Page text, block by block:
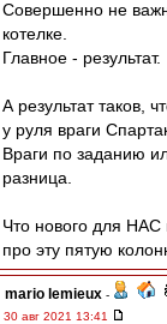
Совершенно не
котелке.
Главное - результат.
А результат таков,
у руля враги
Враги по заданию
разница.
Что нового для
про эту пятую
mario lemieux -
30 авг 2021 13:41